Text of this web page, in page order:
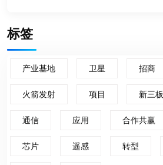
标签
产业基地 卫星 招商
火箭发射 项目 新三板
通信 应用 合作共赢
芯片 遥感 转型